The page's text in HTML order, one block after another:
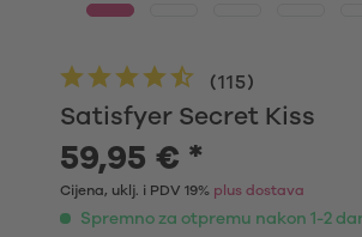
Satisfyer Secret Kiss
(115)
59,95 € *
Cijena, uklj. i PDV 19% plus dostava
Spremno za otpremu nakon 1-2